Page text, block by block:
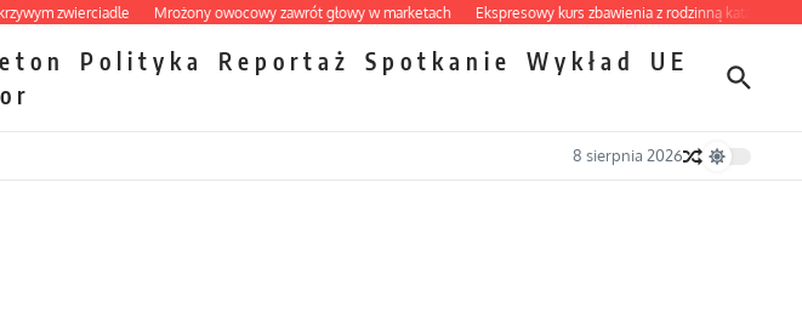
zwierciadle Mrożony owocowy zawrót głowy w marketach Ekspresowy kurs zbawienia z rodzinną katastrofą
Polityka Reportaż Spotkanie Wykład
UE
8 sierpnia 2026